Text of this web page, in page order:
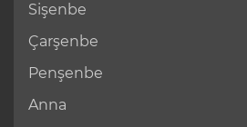
Sişenbe
Çarşenbe
Penşenbe
Anna